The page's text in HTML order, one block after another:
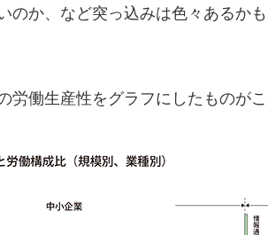
のか、など突っ込みは色々あるか
労働生産性をグラフにしたものがこ